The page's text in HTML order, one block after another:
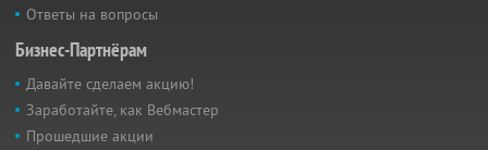
Ответы на вопросы
Бизнес-Партнёрам
Давайте сделаем акцию!
Заработайте, как Вебмастер
Прошедшие акции